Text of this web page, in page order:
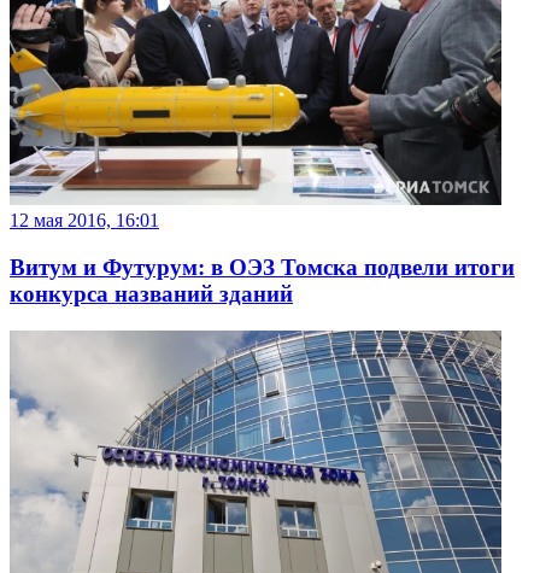
12 мая 2016, 16:01
Витум и Футурум: в ОЭЗ Томска подвели итоги
конкурса названий зданий